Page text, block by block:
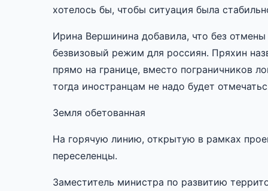
хотелось бы, чтобы ситуация была
Ирина Вершинина добавила, что без
безвизовый режим для россиян. Пряхин
прямо на границе, вместо пограничников
тогда иностранцам не надо будет
Земля обетованная
На горячую линию, открытую в рамках
переселенцы.
Заместитель министра по развитию